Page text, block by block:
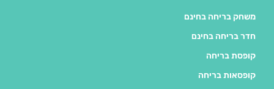
משחק בריחה בחינם
חדר בריחה בחינם
קופסת בריחה
קופסאות בריחה